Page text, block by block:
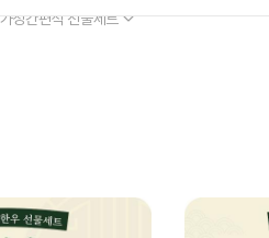
가정간편식 선물세트